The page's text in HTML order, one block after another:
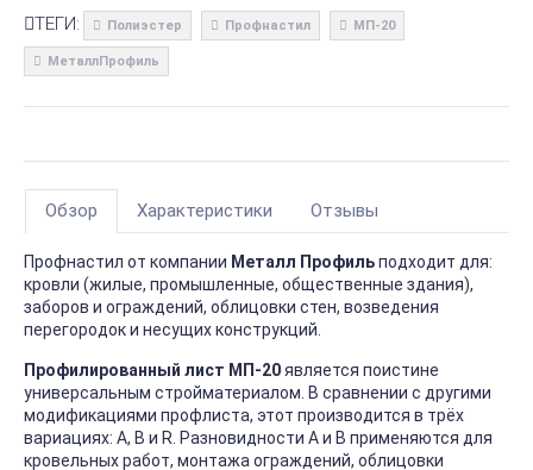
ТЕГИ: Полиэстер Профнастил МП-20
МеталлПрофиль
Обзор Характеристики Отзывы
Профнастил от компании Металл Профильподходит для:
кровли (жилые, промышленные, общественные здания),
заборов и ограждений, облицовки стен, возведения
перегородок и несущих конструкций.
Профилированный лист МП-20является поистине
универсальным стройматериалом. В сравнении с другими
модификациями профлиста, этот производится в трёх
вариациях: А, В и R. Разновидности А и В применяются для
кровельных работ, монтажа ограждений, облицовки